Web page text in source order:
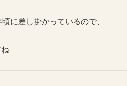
に差し掛かっているので、